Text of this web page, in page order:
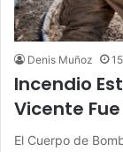
Denis Muñoz
Incendio
Vicente
El Cuerpo de